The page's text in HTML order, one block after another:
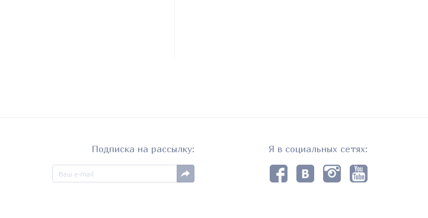
Подписка на рассылку: Я в социальных сетях: